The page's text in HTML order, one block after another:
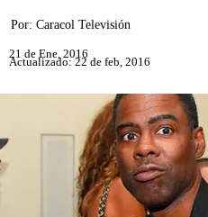
Por: Caracol Televisión
21 de Ene, 2016
Actualizado: 22 de feb, 2016